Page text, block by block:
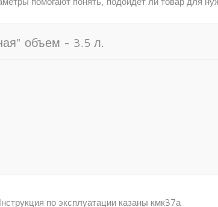
объем - 3.5 л.
по эксплуатации казаны кмк37а